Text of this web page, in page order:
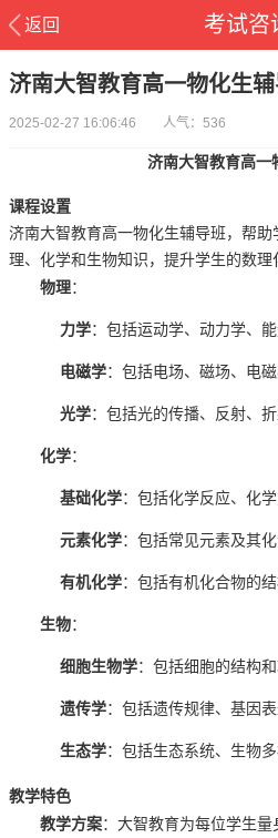
返回 考试咨
济南大智教育高一物化生
2025-02-27 16:06:46 人气：536
济南大智教育高一
课程设置
济南大智教育高一物化生辅导班，帮
理、化学和生物知识，提升学生的数理
物理：
力学：包括运动学、动力学、能
电磁学：包括电场、磁场、电磁
光学：包括光的传播、反射、折
化学：
基础化学：包括化学反应、化
元素化学：包括常见元素及其化
有机化学：包括有机化合物的结
生物：
细胞生物学：包括细胞的结构和
遗传学：包括遗传规律、基因表
生态学：包括生态系统、生物多
教学特色
教学方案：大智教育为每位学生